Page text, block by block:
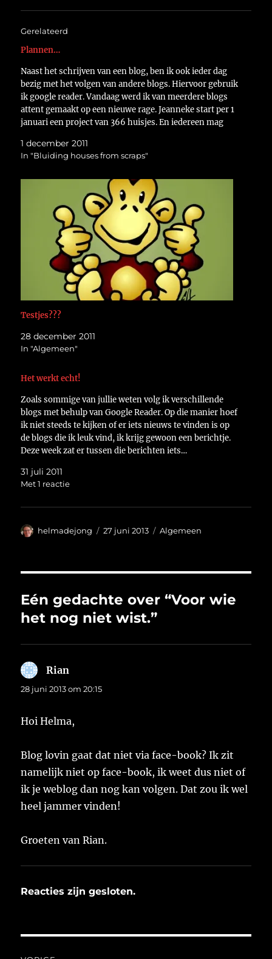
Gerelateerd
Plannen…
Naast het schrijven van een blog, ben ik ook ieder dag
bezig met het volgen van andere blogs. Hiervoor gebruik
ik google reader. Vandaag werd ik van meerdere blogs
attent gemaakt op een nieuwe rage. Jeanneke start per 1
januari een project van 366 huisjes. En iedereen mag
1 december 2011
In "Bluiding houses from scraps"
Testjes???
28 december 2011
In "Algemeen"
Het werkt echt!
Zoals sommige van jullie weten volg ik verschillende
blogs met behulp van Google Reader. Op die manier hoef
ik niet steeds te kijken of er iets nieuws te vinden is op
de blogs die ik leuk vind, ik krijg gewoon een berichtje.
Deze week zat er tussen die berichten iets…
31 juli 2011
Met 1 reactie
Auteur
helmadejong
Geplaatst
27 juni 2013 Categorieën
Algemeen
Eén gedachte over “Voor wie
het nog niet wist.”
Rian
28 juni 2013 om 20:15
Hoi Helma,
Blog lovin gaat dat niet via face-book? Ik zit
namelijk niet op face-book, ik weet dus niet of
ik je weblog dan nog kan volgen. Dat zou ik wel
heel jammer vinden!
Groeten van Rian.
Reacties zijn gesloten.